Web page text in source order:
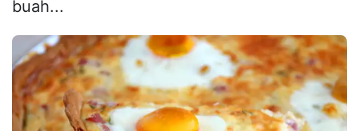
buah...